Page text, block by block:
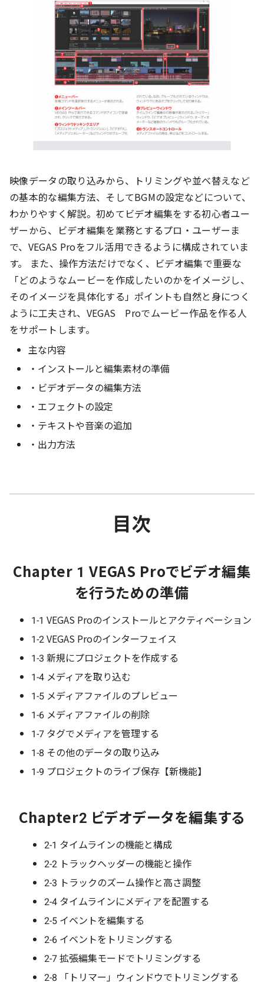
映像データの取り込みから、トリミングや並べ替えなど
の基本的な編集方法、そしてBGMの設定などについて、
わかりやすく解説。初めてビデオ編集をする初心者ユー
ザーから、ビデオ編集を業務とするプロ・ユーザーま
で、VEGAS Proをフル活用できるように構成されていま
す。 また、操作方法だけでなく、ビデオ編集で重要な
「どのようなムービーを作成したいのかをイメージし、
そのイメージを具体化する」ポイントも自然と身につく
ように工夫され、VEGAS Proでムービー作品を作る人
をサポートします。
主な内容
・インストールと編集素材の準備
・ビデオデータの編集方法
・エフェクトの設定
・テキストや音楽の追加
・出力方法
目次
Chapter 1 VEGAS Proでビデオ編集
を行うための準備
1-1 VEGAS Proのインストールとアクティベーション
1-2 VEGAS Proのインターフェイス
1-3 新規にプロジェクトを作成する
1-4 メディアを取り込む
1-5 メディアファイルのプレビュー
1-6 メディアファイルの削除
1-7 タグでメディアを管理する
1-8 その他のデータの取り込み
1-9 プロジェクトのライブ保存【新機能】
Chapter2 ビデオデータを編集する
2-1 タイムラインの機能と構成
2-2 トラックヘッダーの機能と操作
2-3 トラックのズーム操作と高さ調整
2-4 タイムラインにメディアを配置する
2-5 イベントを編集する
2-6 イベントをトリミングする
2-7 拡張編集モードでトリミングする
2-8 「トリマー」ウィンドウでトリミングする